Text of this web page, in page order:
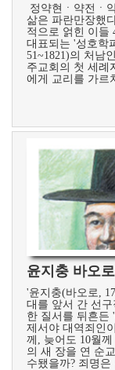
정약현ㆍ약전ㆍ
삶은 파란만장했
적으로 얽힌 이들
대표되는 '성호학
51~1821)의 처남
주교회의 첫 세례
에게 교리를 가르
윤지충 바오로
'윤지충(바오로,
대를 앞서 간 선
한 질서를 뒤흔든
제서야 대역죄인
께, 늦어도 10월
의 새 장을 연 순
수됐을까? 죄명